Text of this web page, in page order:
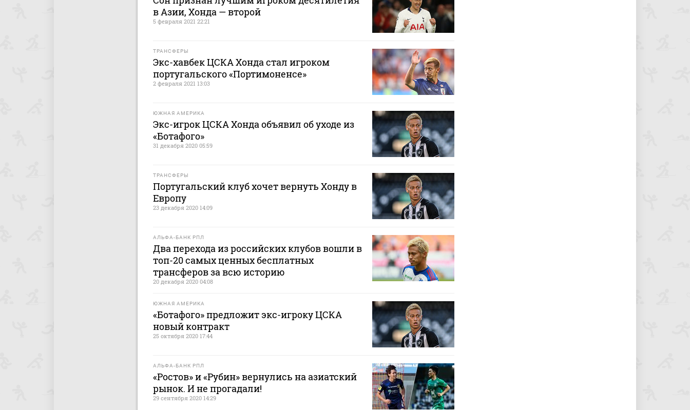
в Азии, Хонда — второй
5 февраля 2021 22:21
ТРАНСФЕРЫ
Экс-хавбек ЦСКА Хонда стал игроком
португальского «Портимоненсе»
2 февраля 2021 13:03
ЮЖНАЯ АМЕРИКА
Экс-игрок ЦСКА Хонда объявил об уходе из
«Ботафого»
31 декабря 2020 05:59
ТРАНСФЕРЫ
Португальский клуб хочет вернуть Хонду в
Европу
23 декабря 2020 14:09
АЛЬФА-БАНК РПЛ
Два перехода из российских клубов вошли в
топ-20 самых ценных бесплатных
трансферов за всю историю
20 декабря 2020 04:08
ЮЖНАЯ АМЕРИКА
«Ботафого» предложит экс-игроку ЦСКА
новый контракт
25 октября 2020 17:44
АЛЬФА-БАНК РПЛ
«Ростов» и «Рубин» вернулись на азиатский
рынок. И не прогадали!
29 сентября 2020 14:29